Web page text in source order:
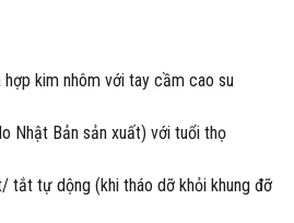
kim nhôm với tay cầm cao su
Nhật Bản sản xuất) với tuổi thọ
tự dộng (khi tháo dỡ khỏi khung đỡ